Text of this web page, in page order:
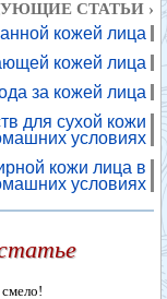
СТАТЬИ ›
кожей лица
кожей лица
за кожей лица
для сухой кожи
условиях
кожи лица в
условиях